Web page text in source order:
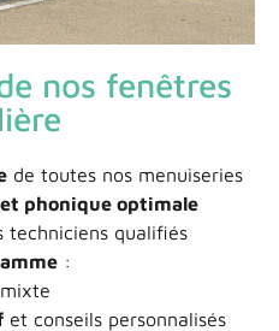
nos fenêtres
de toutes nos menuiseries
phonique optimale
techniciens qualifiés
:
et conseils personnalisés